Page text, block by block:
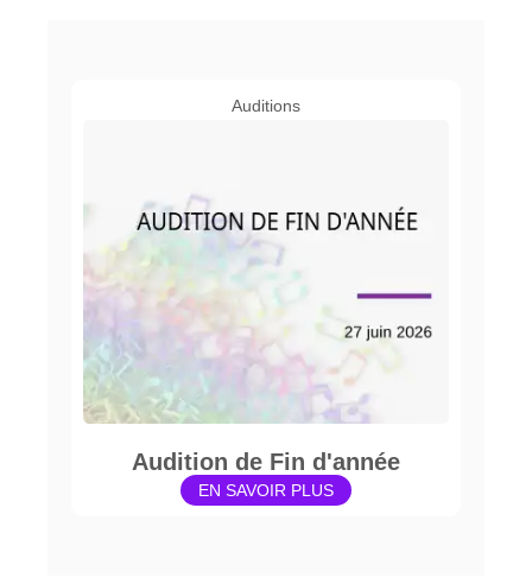
Auditions
Audition de Fin d'année
EN SAVOIR PLUS